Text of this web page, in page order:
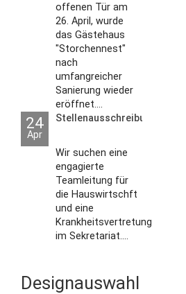
offenen Tür am
26. April, wurde
das Gästehaus
"Storchennest"
nach
umfangreicher
Sanierung wieder
eröffnet....
24
Apr
Stellenausschreibungen
Wir suchen eine
engagierte
Teamleitung für
die Hauswirtschft
und eine
Krankheitsvertretung
im Sekretariat....
Designauswahl